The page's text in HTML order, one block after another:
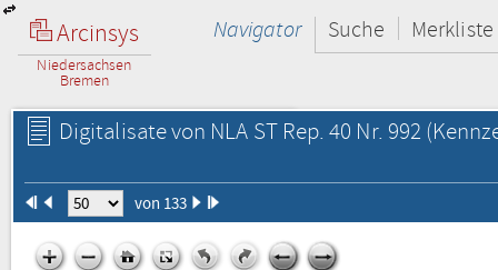
Arcinsys
Niedersachsen
Bremen
Navigator Suche Merkliste
Digitalisate von NLA ST Rep. 40 Nr. 992
von 133